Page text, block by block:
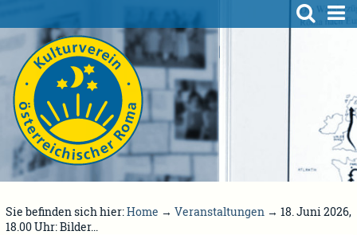
Sie befinden sich hier:Home → Veranstaltungen → 18. Juni 2026,
18.00 Uhr: Bilder...